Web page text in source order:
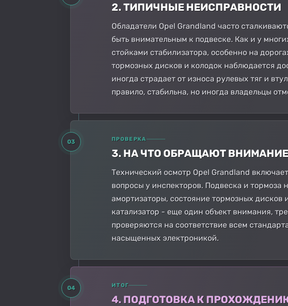
2. ТИПИЧНЫЕ НЕИСПРАВНОСТИ
Обладатели Opel Grandland часто
быть внимательным к подвеске. Как и у
стойками стабилизатора, особенно на
тормозных дисков и колодок наблюдается
иногда страдает от износа рулевых тяг и
правило, стабильна, но иногда владельцы
03 ПРОВЕРКА
3. НА ЧТО ОБРАЩАЮТ
Технический осмотр Opel Grandland
вопросы у инспекторов. Подвеска и
амортизаторы, состояние тормозных дисков
катализатор - еще один объект внимания,
проверяются на соответствие всем
насыщенных электроникой.
04 ИТОГ
4. ПОДГОТОВКА К